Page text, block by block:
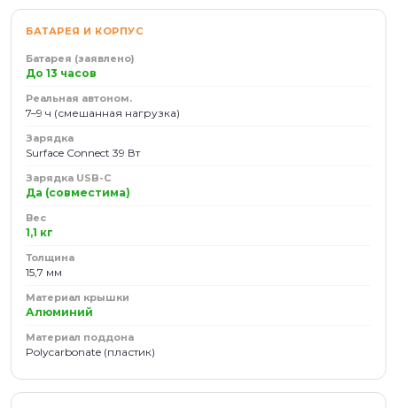
БАТАРЕЯ И КОРПУС
Батарея (заявлено)
До 13 часов
Реальная автоном.
7–9 ч (смешанная нагрузка)
Зарядка
Surface Connect 39 Вт
Зарядка USB-C
Да (совместима)
Вес
1,1 кг
Толщина
15,7 мм
Материал крышки
Алюминий
Материал поддона
Polycarbonate (пластик)